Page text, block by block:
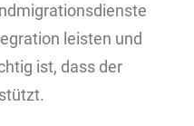
leisten und
ist, dass der